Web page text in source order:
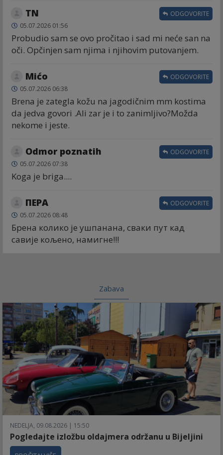
TN
05.07.2026 01:56
Probudio sam se ovo pročitao i sad mi neće san na
oči. Opčinjen sam njima i njihovim putovanjem.
ODGOVORITE
Mićo
05.07.2026 06:38
Brena je zategla kožu na jagodičnim mm kostima
da jedva govori .Ali zar je i to zanimljivo?Možda
nekome i jeste.
ODGOVORITE
Odmor poznatih
05.07.2026 07:38
Koga je briga....
ODGOVORITE
ПЕРА
05.07.2026 08:48
Брена колико је ушпанана, сваки пут кад
савије кољено, намигне!!!
ODGOVORITE
Zabava
NEDELJA, 09.08.2026 | 15:50
Pogledajte izložbu oldajmera održanu u Bijeljini